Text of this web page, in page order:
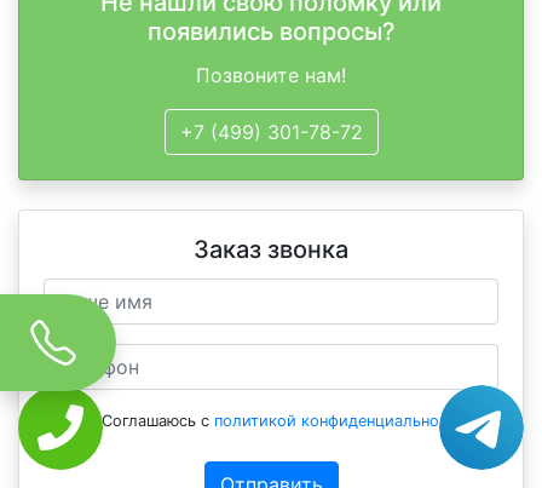
появились вопросы?
Позвоните нам!
+7 (499) 301-78-72
Заказ звонка
Соглашаюсь с политикой конфиденциальности